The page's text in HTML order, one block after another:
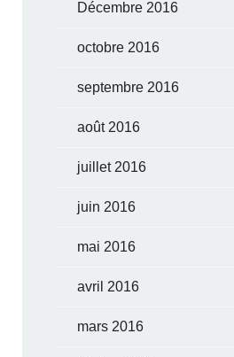
Décembre 2016
octobre 2016
septembre 2016
août 2016
juillet 2016
juin 2016
mai 2016
avril 2016
mars 2016